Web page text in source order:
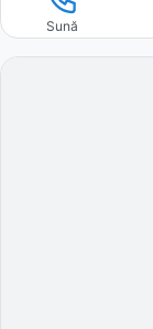
Sună